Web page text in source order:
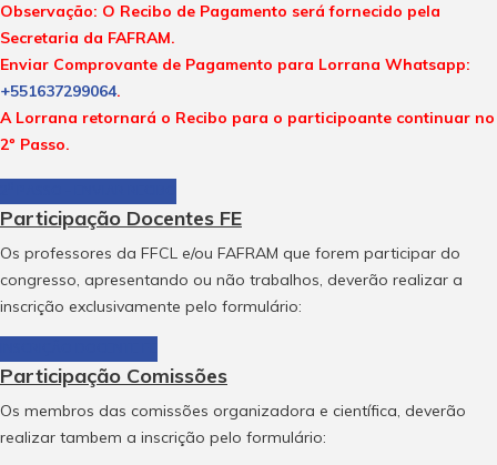
Observação: O Recibo de Pagamento será fornecido pela
Secretaria da FAFRAM.
Enviar Comprovante de Pagamento para Lorrana Whatsapp:
+551637299064.
A Lorrana retornará o Recibo para o participoante continuar no
2º Passo.
Participação Docentes FE
Os professores da FFCL e/ou FAFRAM que forem participar do
congresso, apresentando ou não trabalhos, deverão realizar a
inscrição exclusivamente pelo formulário:
Participação Comissões
Os membros das comissões organizadora e científica, deverão
realizar tambem a inscrição pelo formulário: